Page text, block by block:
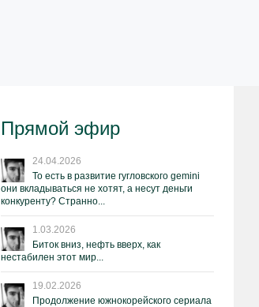
Прямой эфир
24.04.2026
То есть в развитие гугловского gemini
они вкладываться не хотят, а несут деньги
конкуренту? Странно...
1.03.2026
Биток вниз, нефть вверх, как
нестабилен этот мир...
19.02.2026
Продолжение южнокорейского сериала